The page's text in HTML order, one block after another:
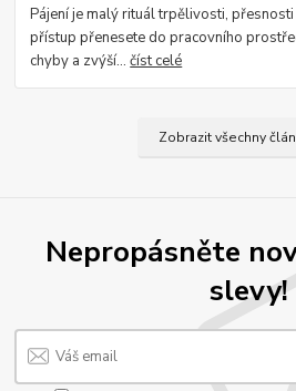
Pájení je malý rituál trpělivosti,
přístup přenesete do pracovního
chyby a zvýší...číst celé
Zobrazit všechny
Nepropásněte
slevy!